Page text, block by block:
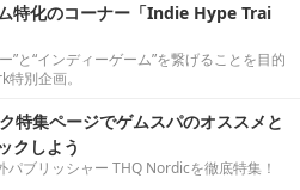
特化のコーナー「Indie Hype Trai
”と“インディーゲーム”を繋げることを目的
別企画。
特集ページでゲムスパのオススメと
クしよう
パブリッシャー THQ Nordicを徹底特集！